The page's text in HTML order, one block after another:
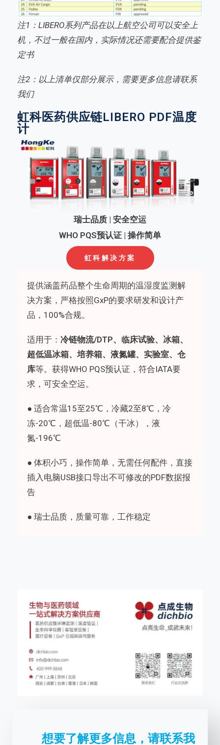
注1：LIBERO系列产品在以上航空公司可以安全上
机，不过一般在国内，实际情况还需要配合提供鉴
定书
注2：以上清单仅部分展示，需要更多信息请联系
我们
虹科医药供应链LIBERO PDF温度
计
瑞士品质 | 安全空运
WHO PQS预认证 | 操作简单
虹科解决方案
提供涵盖药品整个生命周期的温湿度监测解
决方案，严格按照GxP的要求研发和设计产
品，100%合规。
适用于： 冷链物流/DTP、临床试验、冰箱、
超低温冰箱、培养箱、液氮罐、实验室、仓
库等。获得WHO PQS预认证，符合IATA要
求，可安全空运。
● 适合常温15至25℃，冷藏2至8℃，冷
冻-20℃，超低温-80℃（干冰），液
氮-196℃
● 体积小巧，操作简单，无需任何配件，直接
插入电脑USB接口导出不可修改的PDF数据报
告
● 瑞士品质，质量可靠，工作稳定
想要了解更多信息，请联系我